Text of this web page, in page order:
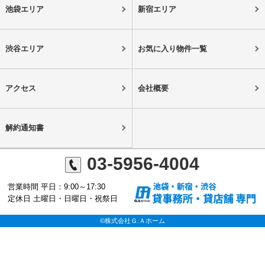
池袋エリア 新宿エリア
渋谷エリア お気に入り物件一覧
アクセス 会社概要
解約通知書
03-5956-4004
営業時間 平日：9:00～17:30
定休日 土曜日・日曜日・祝祭日
©株式会社Ｇ.Ａホーム